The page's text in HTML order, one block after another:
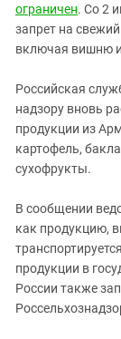
ограничен. Со 2
запрет на
включая вишню
Российская
надзору вновь
продукции из
картофель,
сухофрукты.
В сообщении
как продукцию,
продукции в
России также